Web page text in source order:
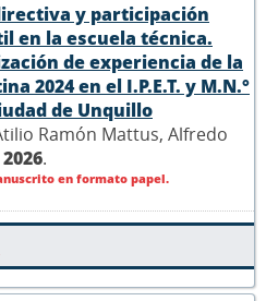
y participación
en la escuela técnica.
de experiencia de la
2024 en el I.P.E.T. y M.N.°
de Unquillo
Ramón Mattus, Alfredo
2026.
en formato papel.